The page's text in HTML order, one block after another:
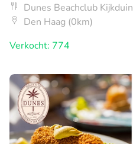
Dunes Beachclub Kijkduin
Den Haag (0km)
Verkocht: 774